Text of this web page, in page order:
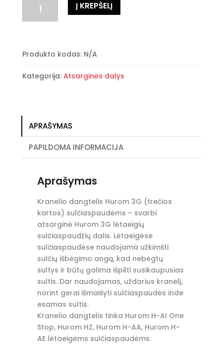
kiekis:
Kranelio
Hurom
Į KREPŠELĮ
Produkto kodas: N/A
Kategorija: Atsarginės dalys
APRAŠYMAS
PAPILDOMA INFORMACIJA
Aprašymas
Kranelio dangtelis Hurom 3G (trečios
kartos) sulčiaspaudėms – svarbi
atsarginė Hurom 3G lėtaeigių
sulčiaspaudžių dalis. Lėtaeigėse
sulčiaspaudėse naudojama užkimšti
sulčių išbėgimo angą, kad nebėgtų
sultys ir būtų galima išpilti susikaupusias
sultis. Dar naudojamas, uždarius kranelį,
norint gerai išmaišyti sulčiaspaudės inde
esamas sultis.
Kranelio dangtelis tinka Hurom H-AI One
Stop, Hurom HZ, Hurom H-AA, Hurom H-
AE lėtaeigėms sulčiaspaudėms.